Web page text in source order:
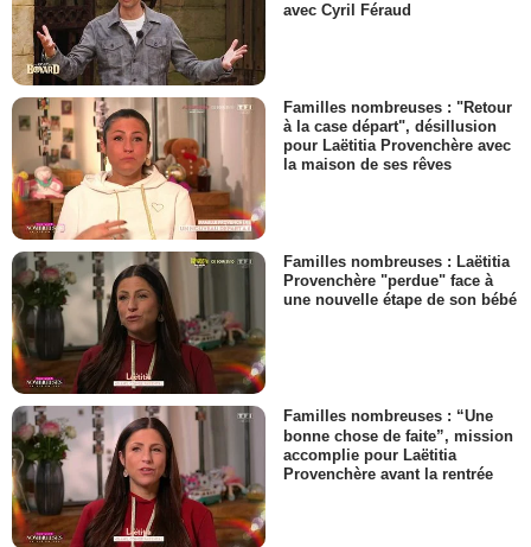
avec Cyril Féraud
Familles nombreuses : "Retour
à la case départ", désillusion
pour Laëtitia Provenchère avec
la maison de ses rêves
Familles nombreuses : Laëtitia
Provenchère "perdue" face à
une nouvelle étape de son bébé
Familles nombreuses : “Une
bonne chose de faite”, mission
accomplie pour Laëtitia
Provenchère avant la rentrée